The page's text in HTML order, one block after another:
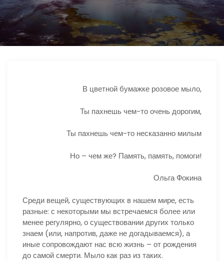
В цветной бумажке розовое мыло,
Ты пахнешь чем-то очень дорогим,
Ты пахнешь чем-то несказанно милым
Но – чем же? Память, память, помоги!
Ольга Фокина
Среди вещей, существующих в нашем мире, есть
разные: с некоторыми мы встречаемся более или
менее регулярно, о существовании других только
знаем (или, напротив, даже не догадываемся), а
иные сопровождают нас всю жизнь – от рождения
до самой смерти. Мыло как раз из таких.